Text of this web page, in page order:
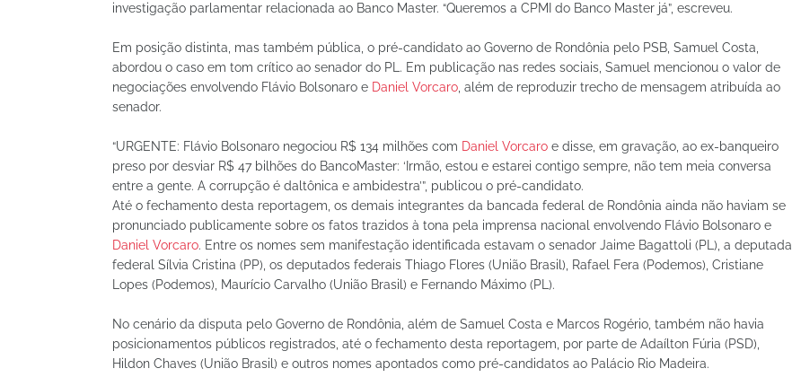
investigação parlamentar relacionada ao Banco Master. “Queremos a CPMI do Banco Master já”, escreveu.
Em posição distinta, mas também pública, o pré-candidato ao Governo de Rondônia pelo PSB, Samuel Costa,
abordou o caso em tom crítico ao senador do PL. Em publicação nas redes sociais, Samuel mencionou o valor de
negociações envolvendo Flávio Bolsonaro e Daniel Vorcaro, além de reproduzir trecho de mensagem atribuída ao
senador.
“URGENTE: Flávio Bolsonaro negociou R$ 134 milhões com Daniel Vorcaro e disse, em gravação, ao ex-banqueiro
preso por desviar R$ 47 bilhões do BancoMaster: ‘Irmão, estou e estarei contigo sempre, não tem meia conversa
entre a gente. A corrupção é daltônica e ambidestra’”, publicou o pré-candidato.
Até o fechamento desta reportagem, os demais integrantes da bancada federal de Rondônia ainda não haviam se
pronunciado publicamente sobre os fatos trazidos à tona pela imprensa nacional envolvendo Flávio Bolsonaro e
Daniel Vorcaro. Entre os nomes sem manifestação identificada estavam o senador Jaime Bagattoli (PL), a deputada
federal Sílvia Cristina (PP), os deputados federais Thiago Flores (União Brasil), Rafael Fera (Podemos), Cristiane
Lopes (Podemos), Maurício Carvalho (União Brasil) e Fernando Máximo (PL).
No cenário da disputa pelo Governo de Rondônia, além de Samuel Costa e Marcos Rogério, também não havia
posicionamentos públicos registrados, até o fechamento desta reportagem, por parte de Adaílton Fúria (PSD),
Hildon Chaves (União Brasil) e outros nomes apontados como pré-candidatos ao Palácio Rio Madeira.